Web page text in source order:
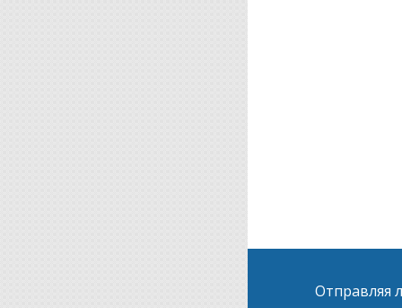
Отправляя